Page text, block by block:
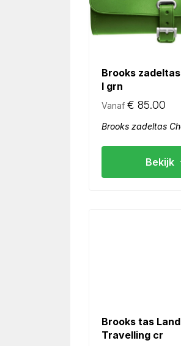
Brooks
l grn
Vanaf € 85.00
Brooks zadeltas
Bekijk
Brooks tas
Travelling cr